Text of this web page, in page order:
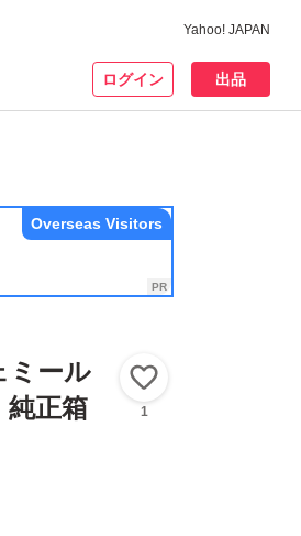
Yahoo! JAPAN
ログイン 出品
Overseas Visitors
ミール
純正箱
1